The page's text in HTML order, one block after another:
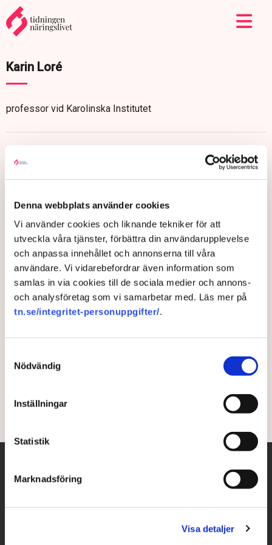
Denna webbplats använder cookies
Vi använder cookies och liknande tekniker för att
utveckla våra tjänster, förbättra din användarupplevelse
och anpassa innehållet och annonserna till våra
användare. Vi vidarebefordrar även information som
samlas in via cookies till de sociala medier och annons-
och analysföretag som vi samarbetar med. Läs mer på
tn.se/integritet-personuppgifter/.
Nödvändig
Inställningar
Statistik
Marknadsföring
Visa detaljer
Karin Loré
professor vid Karolinska Institutet
Proteinvaccin ger hopp om
mer långvarigt skydd
andra infektioner, är på väg att bli ett nytt vapen i
4 years ago | Av: TT